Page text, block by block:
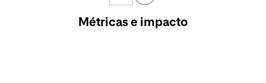
Métricas e impacto